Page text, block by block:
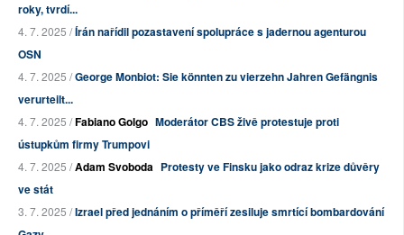
roky, tvrdí...
4. 7. 2025 /Írán nařídil pozastavení spolupráce s jadernou agenturou
OSN
4. 7. 2025 /George Monbiot: Sie könnten zu vierzehn Jahren Gefängnis
verurteilt...
4. 7. 2025 /Fabiano Golgo Moderátor CBS živě protestuje proti
ústupkům firmy Trumpovi
4. 7. 2025 /Adam Svoboda Protesty ve Finsku jako odraz krize důvěry
ve stát
3. 7. 2025 /Izrael před jednáním o příměří zesiluje smrtící bombardování